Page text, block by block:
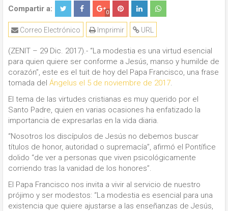
Compartir a: 0
URL
Imprimir
Correo Electrónico
(ZENIT – 29 Dic. 2017).- “La modestia es una virtud esencial
para quien quiere ser conforme a Jesús, manso y humilde de
corazón”, este es el tuit de hoy del Papa Francisco, una frase
tomada del Ángelus el 5 de noviembre de 2017.
El tema de las virtudes cristianas es muy querido por el
Santo Padre, quien en varias ocasiones ha enfatizado la
importancia de expresarlas en la vida diaria.
“Nosotros los discípulos de Jesús no debemos buscar
títulos de honor, autoridad o supremacía”, afirmó el Pontífice
dolido “de ver a personas que viven psicológicamente
corriendo tras la vanidad de los honores”.
El Papa Francisco nos invita a vivir al servicio de nuestro
prójimo y ser modestos: “La modestia es esencial para una
existencia que quiere ajustarse a las enseñanzas de Jesús,